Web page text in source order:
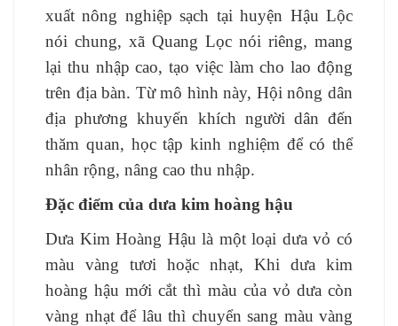
xuất nông nghiệp sạch tại huyện Hậu Lộc
nói chung, xã Quang Lọc nói riêng, mang
lại thu nhập cao, tạo việc làm cho lao động
trên địa bàn. Từ mô hình này, Hội nông dân
địa phương khuyến khích người dân đến
thăm quan, học tập kinh nghiệm để có thể
nhân rộng, nâng cao thu nhập.
Đặc điểm của dưa kim hoàng hậu
Dưa Kim Hoàng Hậu là một loại dưa vỏ có
màu vàng tươi hoặc nhạt, Khi dưa kim
hoàng hậu mới cắt thì màu của vỏ dưa còn
vàng nhạt để lâu thì chuyển sang màu vàng